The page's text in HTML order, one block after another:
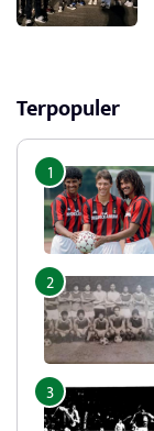
Terpopuler